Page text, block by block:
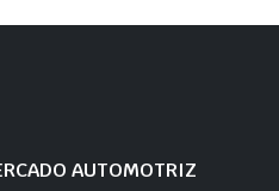
AUTOMOTRIZ